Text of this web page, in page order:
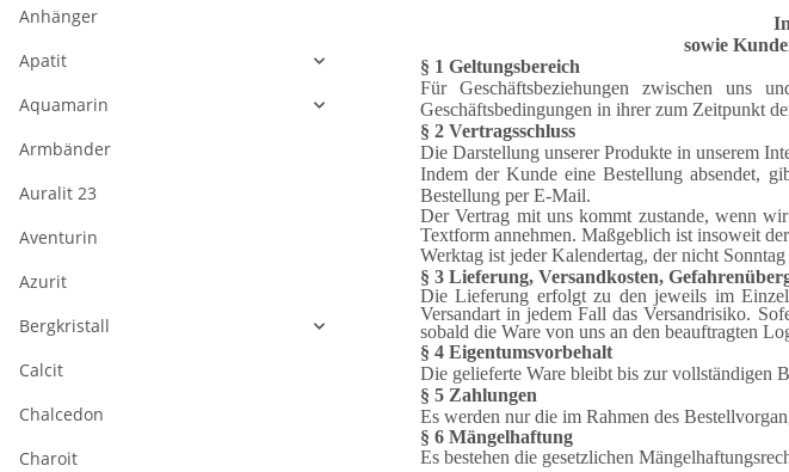
sowie
§ 1 Geltungsbereich
Für Geschäftsbeziehungen zwischen uns
Geschäftsbedingungen in ihrer zum Zeitpunkt
§ 2 Vertragsschluss
Die Darstellung unserer Produkte in unserem
Indem der Kunde eine Bestellung absendet,
Bestellung per E-Mail.
Der Vertrag mit uns kommt zustande, wenn
Textform annehmen. Maßgeblich ist insoweit
Werktag ist jeder Kalendertag, der nicht
§ 3 Lieferung, Versandkosten,
Die Lieferung erfolgt zu den jeweils im
Versandart in jedem Fall das Versandrisiko.
sobald die Ware von uns an den beauftragten
§ 4 Eigentumsvorbehalt
Die gelieferte Ware bleibt bis zur vollständigen
§ 5 Zahlungen
Es werden nur die im Rahmen des
§ 6 Mängelhaftung
Es bestehen die gesetzlichen
Anhänger
Apatit
Aquamarin
Armbänder
Auralit 23
Aventurin
Azurit
Bergkristall
Calcit
Chalcedon
Charoit